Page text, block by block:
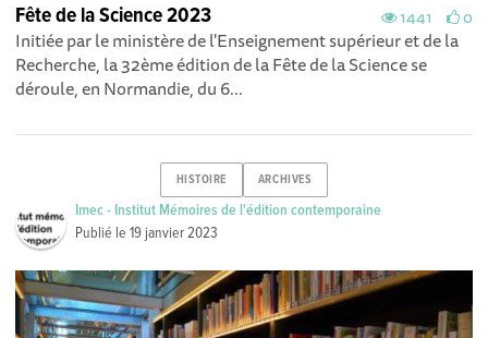
1441 0
Fête de la Science 2023
Initiée par le ministère de l'Enseignement supérieur et de la
Recherche, la 32ème édition de la Fête de la Science se
déroule, en Normandie, du 6...
HISTOIRE ARCHIVES
Imec - Institut Mémoires de l'édition contemporaine
Publié le19 janvier 2023